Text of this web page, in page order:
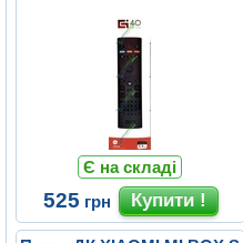
Є на складі
525 грн